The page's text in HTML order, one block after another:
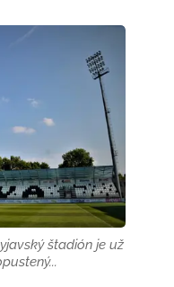
štadión je už